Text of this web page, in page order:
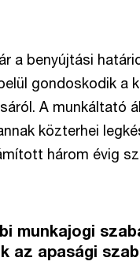
a benyújtási
gondoskodik a
A munkáltató
közterhei
három évig
munkajogi
az apasági